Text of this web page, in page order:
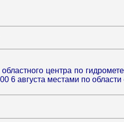
центра по
6 августа местами по